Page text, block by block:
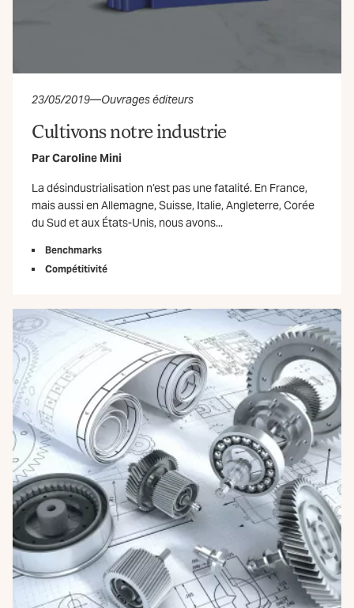
23/05/2019—Ouvrages éditeurs
Cultivons notre industrie
ParCaroline Mini
La désindustrialisation n’est pas une fatalité. En France,
mais aussi en Allemagne, Suisse, Italie, Angleterre, Corée
du Sud et aux États-Unis, nous avons...
Benchmarks
Compétitivité